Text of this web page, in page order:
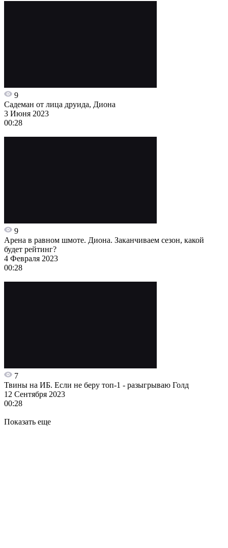
9
Садеман от лица друида, Диона
3 Июня 2023
00:28
9
Арена в равном шмоте. Диона. Заканчиваем сезон, какой
будет рейтинг?
4 Февраля 2023
00:28
7
Твины на ИБ. Если не беру топ-1 - разыгрываю Голд
12 Сентября 2023
00:28
Показать еще